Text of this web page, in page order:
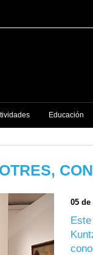
05 de
Educación